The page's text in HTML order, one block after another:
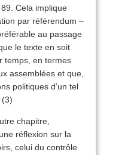
Cela implique
par référendum –
au passage
le texte en soit
temps, en termes
assemblées et que,
politiques d’un tel
chapitre,
réflexion sur la
celui du contrôle